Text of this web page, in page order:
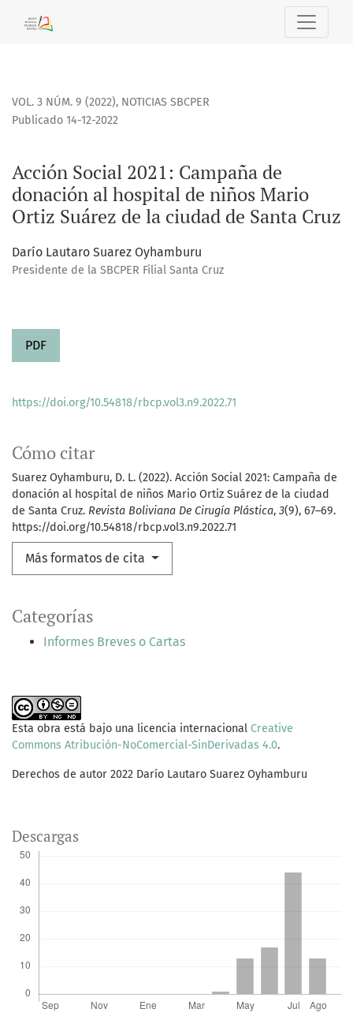
VOL. 3 NÚM. 9 (2022), NOTICIAS SBCPER
Acción Social 2021: Campaña de
donación al hospital de niños Mario
Ortiz Suárez de la ciudad de Santa Cruz
Publicado 14-12-2022
Darío Lautaro Suarez Oyhamburu
Presidente de la SBCPER Filial Santa Cruz
PDF
Categorías
Informes Breves o Cartas
Cómo citar
Suarez Oyhamburu, D. L. (2022). Acción Social 2021: Campaña de
donación al hospital de niños Mario Ortiz Suárez de la ciudad
de Santa Cruz. Revista Boliviana De Cirugía Plástica, 3(9), 67–69.
https://doi.org/10.54818/rbcp.vol3.n9.2022.71
Más formatos de cita
https://doi.org/10.54818/rbcp.vol3.n9.2022.71
Esta obra está bajo una licencia internacional Creative
Commons Atribución-NoComercial-SinDerivadas 4.0.
Derechos de autor 2022 Darío Lautaro Suarez Oyhamburu
Descargas